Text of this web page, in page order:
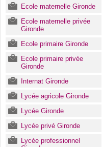
Ecole maternelle Gironde
Ecole maternelle privée
Gironde
Ecole primaire Gironde
Ecole primaire privée
Gironde
Internat Gironde
Lycée agricole Gironde
Lycée Gironde
Lycée privé Gironde
Lycée professionnel